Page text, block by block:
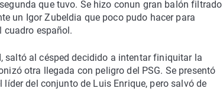
que tuvo. Se hizo conun gran balón filtrado
un Igor Zubeldia que poco pudo hacer para
cuadro español.
saltó al césped decidido a intentar finiquitar la
otra llegada con peligro del PSG. Se presentó
del conjunto de Luis Enrique, pero salvó de